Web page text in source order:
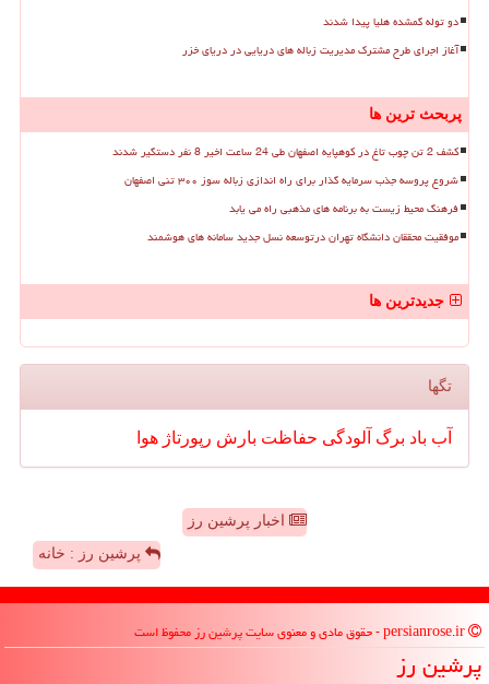
دو توله گمشده هلیا پیدا شدند
آغاز اجرای طرح مشترک مدیریت زباله های دریایی در دریای خزر
پربحث ترین ها
کشف 2 تن چوب تاغ در کوهپایه اصفهان طی 24 ساعت اخیر 8 نفر دستگیر شدند
شروع پروسه جذب سرمایه گذار برای راه اندازی زباله سوز ۳۰۰ تنی اصفهان
فرهنگ محیط زیست به برنامه های مذهبی راه می یابد
موفقیت محققان دانشگاه تهران درتوسعه نسل جدید سامانه های هوشمند
جدیدترین ها
تگها
آب باد برگ آلودگی حفاظت بارش رپورتاژ هوا
اخبار پرشین رز
پرشین رز : خانه
پرشین رز